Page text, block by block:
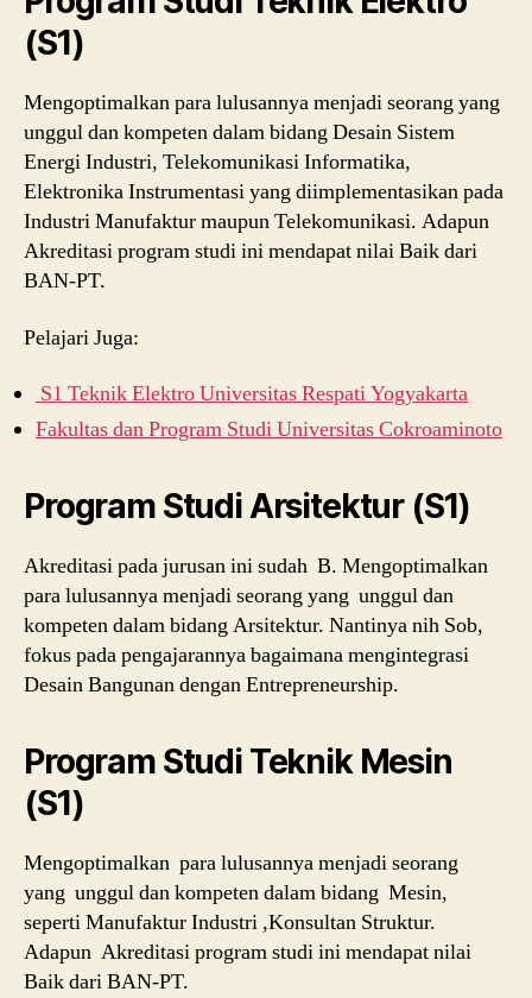
(S1)
Mengoptimalkan para lulusannya menjadi seorang yang
unggul dan kompeten dalam bidang Desain Sistem
Energi Industri, Telekomunikasi Informatika,
Elektronika Instrumentasi yang diimplementasikan pada
Industri Manufaktur maupun Telekomunikasi. Adapun
Akreditasi program studi ini mendapat nilai Baik dari
BAN-PT.
Pelajari Juga:
S1 Teknik Elektro Universitas Respati Yogyakarta
Fakultas dan Program Studi Universitas Cokroaminoto
Program Studi Arsitektur (S1)
Akreditasi pada jurusan ini sudah B. Mengoptimalkan
para lulusannya menjadi seorang yang unggul dan
kompeten dalam bidang Arsitektur. Nantinya nih Sob,
fokus pada pengajarannya bagaimana mengintegrasi
Desain Bangunan dengan Entrepreneurship.
Program Studi Teknik Mesin
(S1)
Mengoptimalkan para lulusannya menjadi seorang
yang unggul dan kompeten dalam bidang Mesin,
seperti Manufaktur Industri ,Konsultan Struktur.
Adapun Akreditasi program studi ini mendapat nilai
Baik dari BAN-PT.